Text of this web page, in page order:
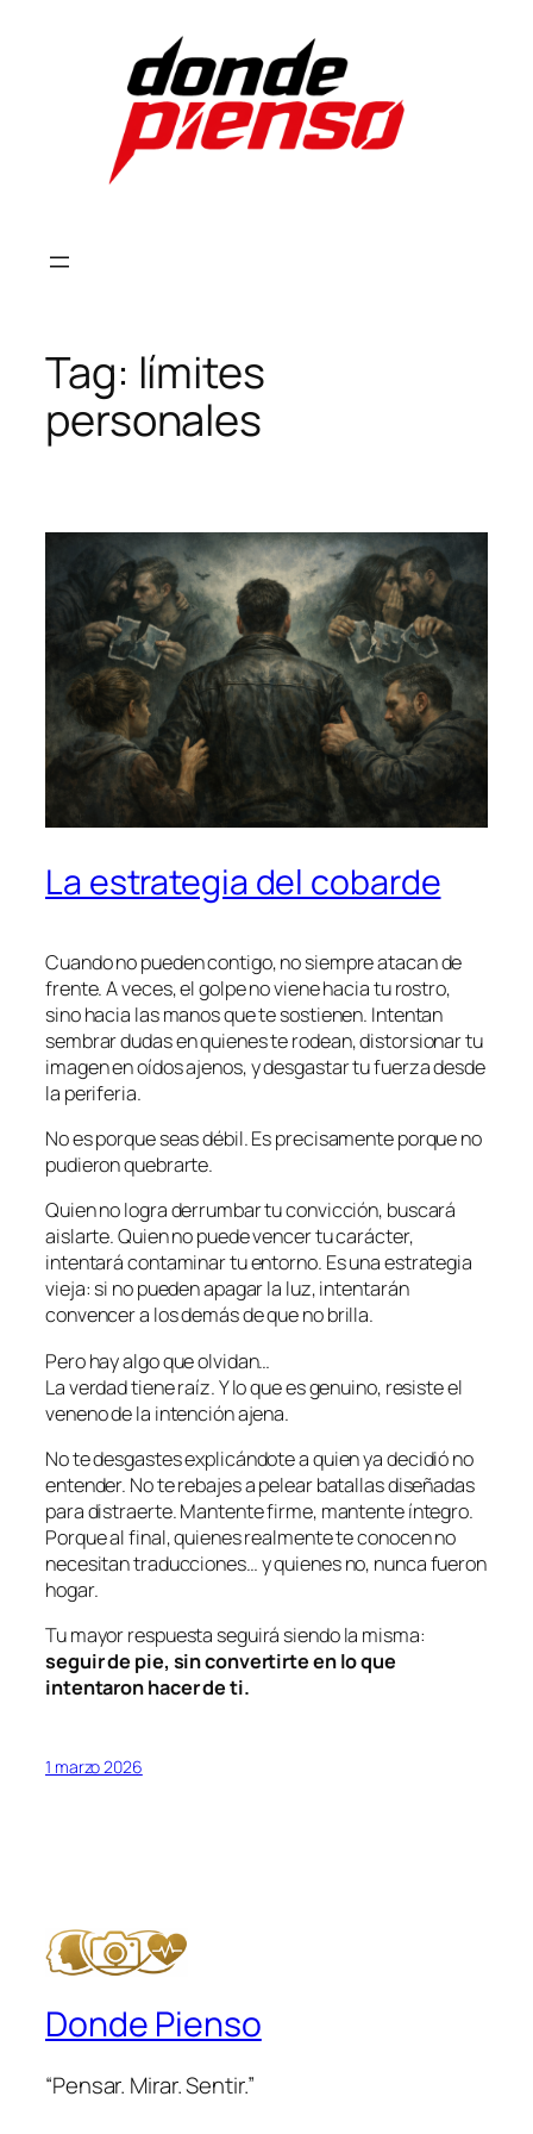
Tag: límites
personales
La estrategia del cobarde
Cuando no pueden contigo, no siempre atacan de
frente. A veces, el golpe no viene hacia tu rostro,
sino hacia las manos que te sostienen. Intentan
sembrar dudas en quienes te rodean, distorsionar tu
imagen en oídos ajenos, y desgastar tu fuerza desde
la periferia.
No es porque seas débil. Es precisamente porque no
pudieron quebrarte.
Quien no logra derrumbar tu convicción, buscará
aislarte. Quien no puede vencer tu carácter,
intentará contaminar tu entorno. Es una estrategia
vieja: si no pueden apagar la luz, intentarán
convencer a los demás de que no brilla.
Pero hay algo que olvidan…
La verdad tiene raíz. Y lo que es genuino, resiste el
veneno de la intención ajena.
No te desgastes explicándote a quien ya decidió no
entender. No te rebajes a pelear batallas diseñadas
para distraerte. Mantente firme, mantente íntegro.
Porque al final, quienes realmente te conocen no
necesitan traducciones… y quienes no, nunca fueron
hogar.
Tu mayor respuesta seguirá siendo la misma:
seguir de pie, sin convertirte en lo que
intentaron hacer de ti.
1 marzo 2026
Donde Pienso
“Pensar. Mirar. Sentir.”